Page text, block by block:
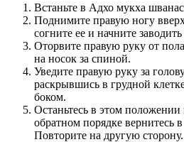
Встаньте в Адхо мукха
Поднимите правую ногу
согните ее и начните
Оторвите правую руку от
на носок за спиной.
Уведите правую руку за
раскрывшись в грудной
боком.
Останьтесь в этом положении
обратном порядке вернитесь
Повторите на другую сторону.